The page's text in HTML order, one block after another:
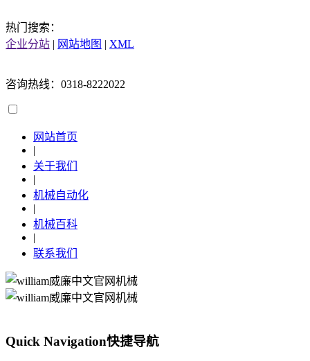
热门搜索：
企业分站 | 网站地图 | XML
咨询热线：0318-8222022
网站首页
|
关于我们
|
机械自动化
|
机械百科
|
联系我们
Quick Navigation快捷导航